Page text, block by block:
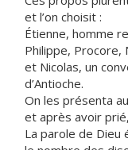
et l’on choisit :
Étienne, homme
Philippe, Procore,
et Nicolas, un
d’Antioche.
On les présenta
et après avoir
La parole de Dieu